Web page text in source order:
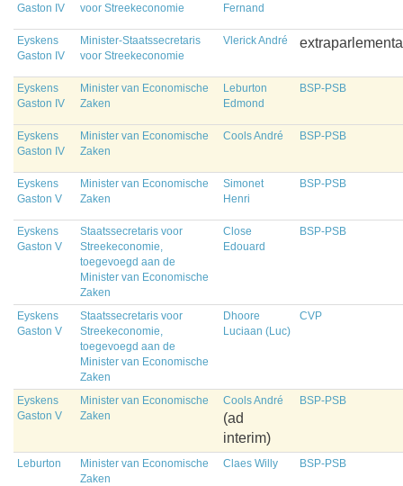
Gaston IV
voor Streekeconomie
Fernand
Eyskens
Gaston IV
Minister-Staatssecretaris
voor Streekeconomie
Vlerick André
Eyskens
Gaston IV
Minister van Economische
Zaken
Leburton
Edmond
BSP-PSB
Eyskens
Gaston IV
Minister van Economische
Zaken
Cools André BSP-PSB
Eyskens
Gaston V
Minister van Economische
Zaken
Simonet
Henri
BSP-PSB
Eyskens
Gaston V
Staatssecretaris voor
Streekeconomie,
toegevoegd aan de
Minister van Economische
Zaken
Close
Edouard
BSP-PSB
Eyskens
Gaston V
Staatssecretaris voor
Streekeconomie,
toegevoegd aan de
Minister van Economische
Zaken
Dhoore
Luciaan (Luc)
CVP
Eyskens
Gaston V
Minister van Economische
Zaken
Cools André
(ad
interim)
BSP-PSB
Leburton
Minister van Economische
Zaken
Claes Willy BSP-PSB